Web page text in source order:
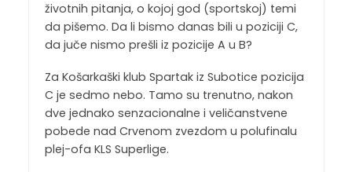
životnih pitanja, o kojoj god (sportskoj) temi
da pišemo. Da li bismo danas bili u poziciji C,
da juče nismo prešli iz pozicije A u B?
Za Košarkaški klub Spartak iz Subotice pozicija
C je sedmo nebo. Tamo su trenutno, nakon
dve jednako senzacionalne i veličanstvene
pobede nad Crvenom zvezdom u polufinalu
plej-ofa KLS Superlige.